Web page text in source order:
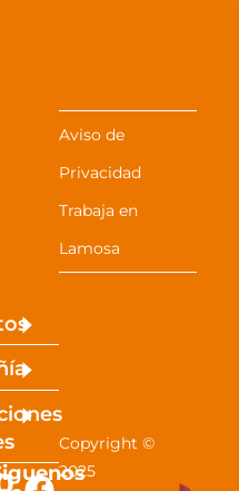
Copyright ©
2025
Aviso de
Privacidad
Trabaja en
Lamosa